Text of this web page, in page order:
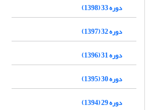
دوره 33 (1398)
دوره 32 (1397)
دوره 31 (1396)
دوره 30 (1395)
دوره 29 (1394)